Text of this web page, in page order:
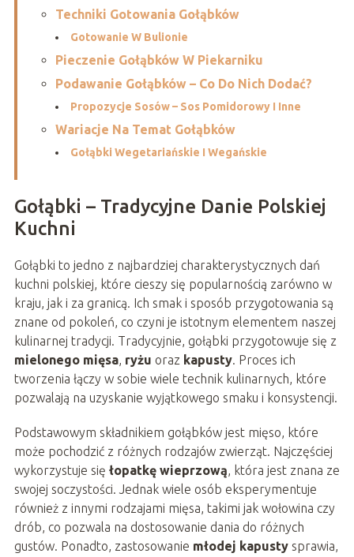
Techniki Gotowania Gołąbków
Gotowanie W Bulionie
Pieczenie Gołąbków W Piekarniku
Podawanie Gołąbków – Co Do Nich Dodać?
Propozycje Sosów – Sos Pomidorowy I Inne
Wariacje Na Temat Gołąbków
Gołąbki Wegetariańskie I Wegańskie
Gołąbki – Tradycyjne Danie Polskiej
Kuchni
Gołąbki to jedno z najbardziej charakterystycznych dań
kuchni polskiej, które cieszy się popularnością zarówno w
kraju, jak i za granicą. Ich smak i sposób przygotowania są
znane od pokoleń, co czyni je istotnym elementem naszej
kulinarnej tradycji. Tradycyjnie, gołąbki przygotowuje się z
mielonego mięsa, ryżu oraz kapusty. Proces ich
tworzenia łączy w sobie wiele technik kulinarnych, które
pozwalają na uzyskanie wyjątkowego smaku i konsystencji.
Podstawowym składnikiem gołąbków jest mięso, które
może pochodzić z różnych rodzajów zwierząt. Najczęściej
wykorzystuje się łopatkę wieprzową, która jest znana ze
swojej soczystości. Jednak wiele osób eksperymentuje
również z innymi rodzajami mięsa, takimi jak wołowina czy
drób, co pozwala na dostosowanie dania do różnych
gustów. Ponadto, zastosowanie młodej kapustysprawia,